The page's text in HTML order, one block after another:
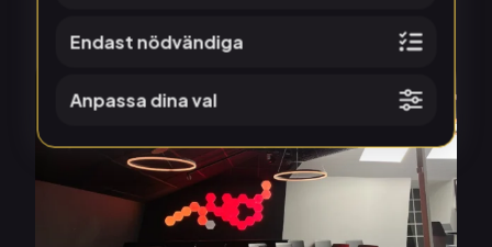
Endast nödvändiga
Anpassa dina val